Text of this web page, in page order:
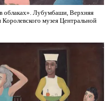
облаках». Лубумбаши, Верхняя
музея Центральной